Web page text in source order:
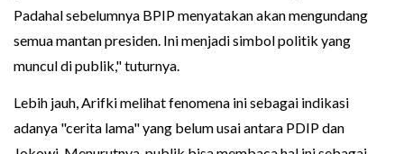
Padahal sebelumnya BPIP menyatakan akan mengundang
semua mantan presiden. Ini menjadi simbol politik yang
muncul di publik," tuturnya.
Lebih jauh, Arifki melihat fenomena ini sebagai indikasi
adanya "cerita lama" yang belum usai antara PDIP dan